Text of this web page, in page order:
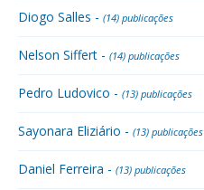
Diogo Salles - (14) publicações
Nelson Siffert - (14) publicações
Pedro Ludovico - (13) publicações
Sayonara Eliziário - (13) publicações
Daniel Ferreira - (13) publicações